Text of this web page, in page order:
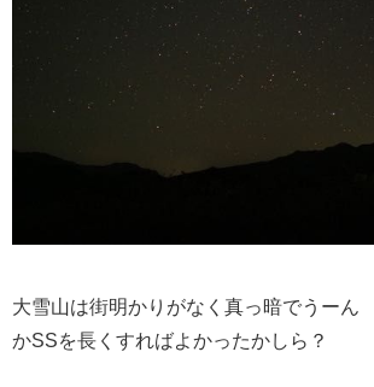
大雪山は街明かりがなく真っ暗でうーん
かSSを長くすればよかったかしら？